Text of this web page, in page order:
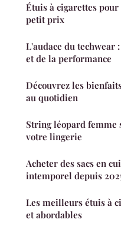
Étuis à cigarettes
petit prix
L'audace du techwear
et de la performance
Découvrez les
au quotidien
String léopard femme
votre lingerie
Acheter des sacs en
intemporel depuis
Les meilleurs étuis à
et abordables